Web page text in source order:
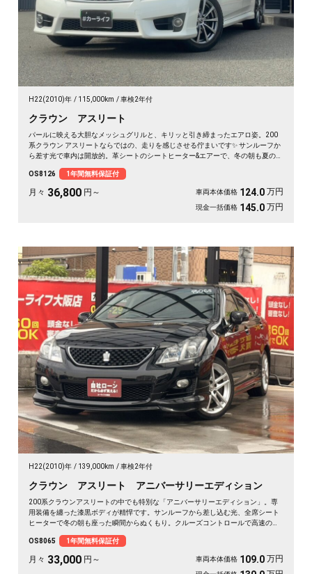
H22(2010)年 115,000km 車検2年付
クラウン アスリート
パールに映える大胆なメッシュグリルと、キリッと引き締まったエアロ姿。200
系クラウン アスリートならではの、走りを感じさせる佇まいです✨ サンルーフか
ら差す光で車内は開放的。革シートのシートヒーター&エアーで、冬の朝も夏の蒸
ります🚗 気になる車は早めのチェックがおすすめ。《1年保証付》でお届けしま
す👑
OS8126 1年間無料保証付
月々 36,800 円～ 車両本体価格 124.0 万円
現金一括価格 145.0 万円
H22(2010)年 139,000km 車検2年付
クラウン アスリート アニバーサリーエディション
200系クラウンアスリートの中でも特別な「アニバーサリーエディション」。専
用装備を纏った漆黒ボディが精悍です。サンルーフから差し込む光、全席シート
ヒーターで冬の朝も座った瞬間からぬくもり。クルーズコントロールで高速の長
台。走りと快適が揃った特別仕様を、日々の相棒に🚗✨💎👑😎《1年保証付》
OS8065 1年間無料保証付
月々 33,000 円～ 車両本体価格 109.0 万円